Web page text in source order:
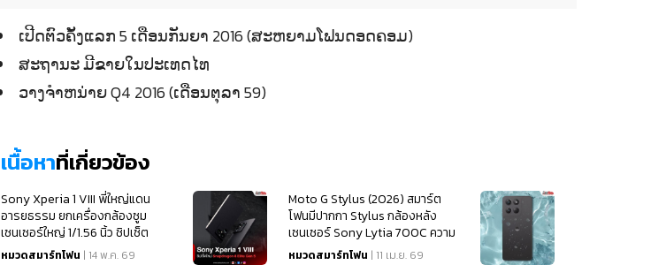
ເປີດຕົວຄັ້ງແລກ 5 ເດືອນກັນຍາ 2016 (ສະຫຍາມໂຟນດອດຄອມ)
ສະຖານະ ມີຂາຍໃນປະເທດໄທ
ວາງຈຳຫນ່າຍ Q4 2016 (ເດືອນຕຸລາ 59)
เนื้อหาที่เกี่ยวข้อง
Sony Xperia 1 VIII พี่ใหญ่แดน
อารยธรรม ยกเครื่องกล้องซูม
เซนเซอร์ใหญ่ 1/1.56 นิ้ว ชิปเซ็ต
Snapdragon 8 Elite Gen 5
หมวดสมาร์ทโฟน | 14 พ.ค. 69
Moto G Stylus (2026) สมาร์ต
โฟนมีปากกา Stylus กล้องหลัง
เซนเซอร์ Sony Lytia 700C ความ
ละเอียด 50MP
หมวดสมาร์ทโฟน | 11 เม.ย. 69